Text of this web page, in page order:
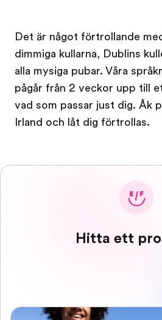
Det är något förtrollande
dimmiga kullarna, Dublins
alla mysiga pubar. Våra
pågår från 2 veckor upp till
vad som passar just dig. Åk
Irland och låt dig förtrollas.
Hitta ett